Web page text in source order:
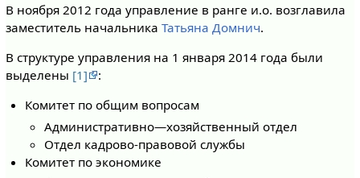
В ноября 2012 года управление в ранге и.о. возглавила
заместитель начальника Татьяна Домнич.
В структуре управления на 1 января 2014 года были
выделены [1]
:
Комитет по общим вопросам
Административно—хозяйственный отдел
Отдел кадрово-правовой службы
Комитет по экономике